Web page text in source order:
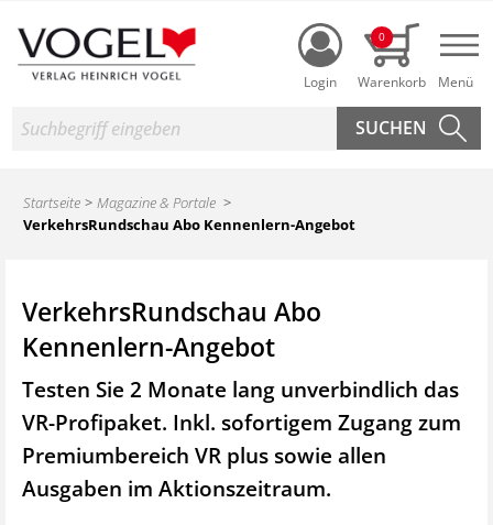
Login
0
Suche
Startseite
Magazine & Portale
VerkehrsRundschau Abo Kennenlern-Angebot
VerkehrsRundschau Abo
Kennenlern-Angebot
Testen Sie 2 Monate lang unverbindlich das
VR-Profipaket. Inkl. sofortigem Zugang zum
Premiumbereich VR plus sowie allen
Ausgaben im Aktionszeitraum.